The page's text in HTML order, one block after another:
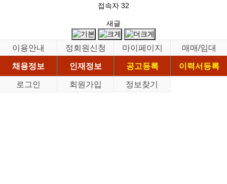
접속자 32
새글
이용안내 정회원신청 마이페이지
매매/임대
채용정보
인재정보 공고등록
이력서등록
로그인
회원가입 정보찾기